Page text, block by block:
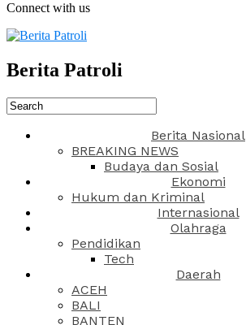
Connect with us
Berita Patroli
Berita Nasional
BREAKING NEWS
Budaya dan Sosial
Ekonomi
Hukum dan Kriminal
Internasional
Olahraga
Pendidikan
Tech
Daerah
ACEH
BALI
BANTEN